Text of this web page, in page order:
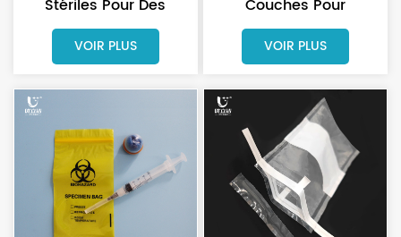
Stériles Pour Des
Analyses
Microbiologiques Sûres
VOIR PLUS
Couches Pour
Prélèvements
Biologiques À Risque,
Avec Fermeture Éclair
VOIR PLUS